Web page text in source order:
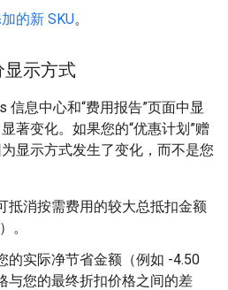
的新 SKU。
显示方式
信息中心和“费用报告”页面中显
著变化。如果您的“优惠计划”赠
显示方式发生了变化，而不是您
抵消按需费用的较大总抵扣金额
。
的实际净节省金额（例如 -4.50
与您的最终折扣价格之间的差